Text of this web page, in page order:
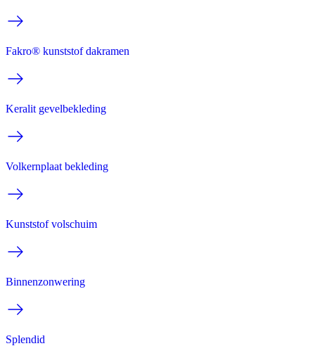
Fakro® kunststof dakramen
Keralit gevelbekleding
Volkernplaat bekleding
Kunststof volschuim
Binnenzonwering
Splendid